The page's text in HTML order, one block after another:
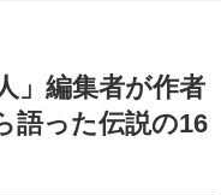
」編集者が作者
語った伝説の16